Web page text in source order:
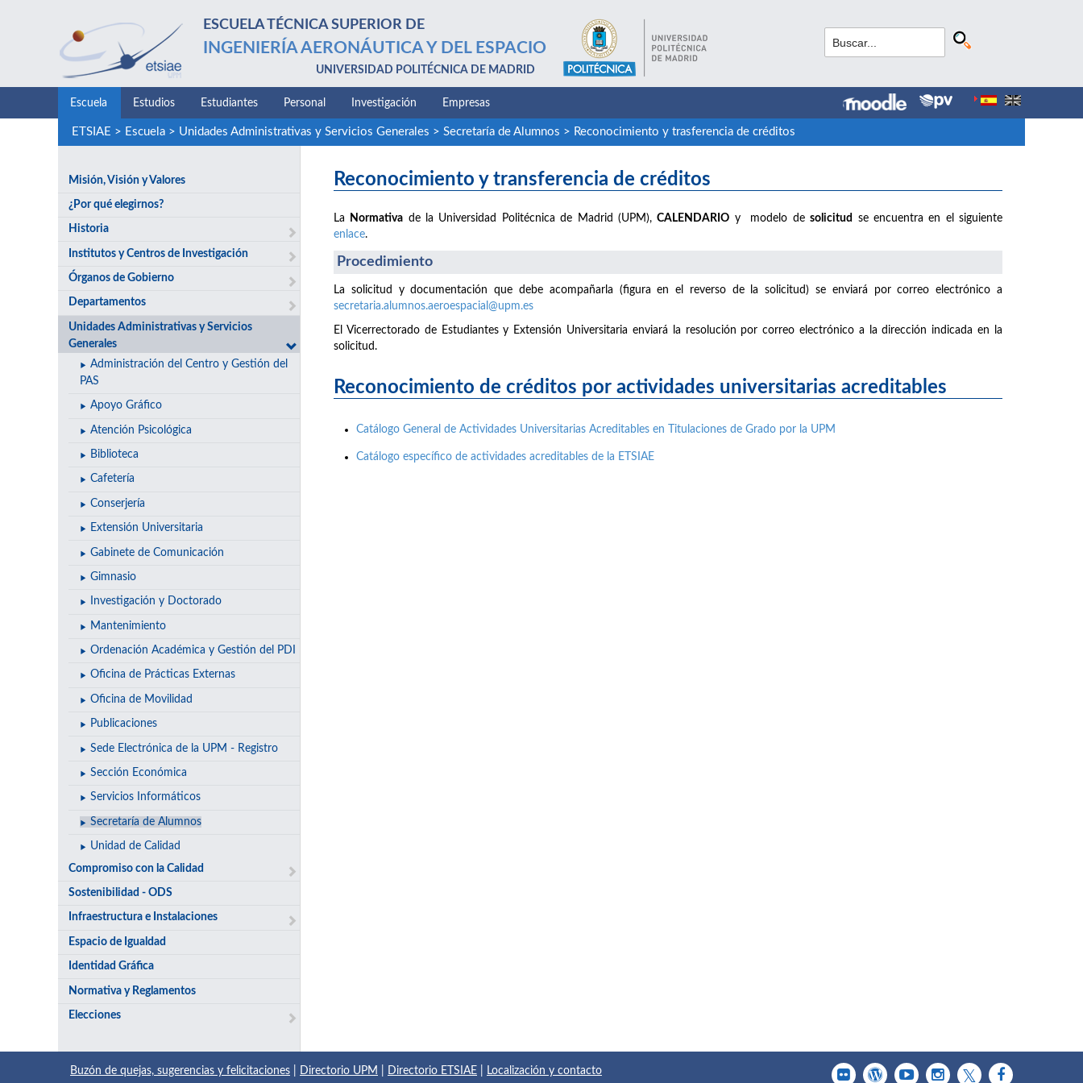
ESCUELA TÉCNICA SUPERIOR DE
INGENIERÍA AERONÁUTICA Y DEL ESPACIO
UNIVERSIDAD POLITÉCNICA DE MADRID
Escuela Estudios Estudiantes Personal Investigación Empresas
ETSIAE > Escuela> Unidades Administrativas y Servicios Generales > Secretaría de Alumnos > Reconocimiento y trasferencia de créditos
Misión, Visión y Valores
¿Por qué elegirnos?
Historia
Institutos y Centros de Investigación
Órganos de Gobierno
Departamentos
Unidades Administrativas y Servicios
Generales
Administración del Centro y Gestión del
PAS
Apoyo Gráfico
Atención Psicológica
Biblioteca
Cafetería
Conserjería
Extensión Universitaria
Gabinete de Comunicación
Gimnasio
Investigación y Doctorado
Mantenimiento
Ordenación Académica y Gestión del PDI
Oficina de Prácticas Externas
Oficina de Movilidad
Publicaciones
Sede Electrónica de la UPM - Registro
Sección Económica
Servicios Informáticos
Secretaría de Alumnos
Unidad de Calidad
Compromiso con la Calidad
Sostenibilidad - ODS
Infraestructura e Instalaciones
Espacio de Igualdad
Identidad Gráfica
Normativa y Reglamentos
Elecciones
Reconocimiento y transferencia de créditos
La Normativa de la Universidad Politécnica de Madrid (UPM),CALENDARIO y modelo desolicitud
se encuentra en el siguiente
enlace.
Procedimiento
La solicitud y documentación que debe acompañarla (figura en el reverso de la solicitud) se enviará por correo electrónico a
secretaria.alumnos.aeroespacial@upm.es
El Vicerrectorado de Estudiantes y Extensión Universitaria enviará la resolución por correo electrónico a la dirección indicada en la
solicitud.
Reconocimiento de créditos por actividades universitarias acreditables
Catálogo General de Actividades Universitarias Acreditables en Titulaciones de Grado por la UPM
Catálogo específico de actividades acreditables de la ETSIAE
Buzón de quejas, sugerencias y felicitaciones Directorio UPM Directorio ETSIAE Localización y contacto